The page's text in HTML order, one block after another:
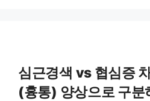
심근경색 vs 협심증
(흉통) 양상으로 구분